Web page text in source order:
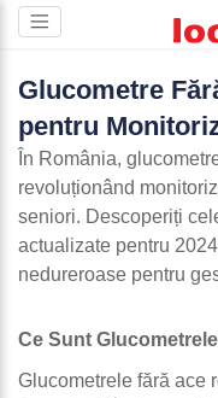
Glucometre
pentru
În România,
revoluționând
seniori. Descoperiți
actualizate pentru
nedureroase pentru
Ce Sunt
Glucometrele fără ace